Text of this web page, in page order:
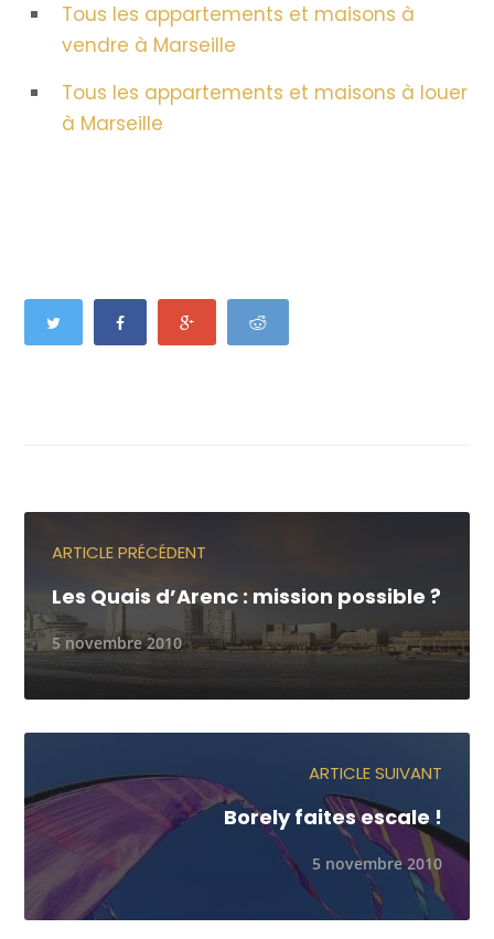
Tous les appartements et maisons à
vendre à Marseille
Tous les appartements et maisons à louer
à Marseille
ARTICLE PRÉCÉDENT
Les Quais d’Arenc : mission possible ?
5 novembre 2010
ARTICLE SUIVANT
Borely faites escale !
5 novembre 2010